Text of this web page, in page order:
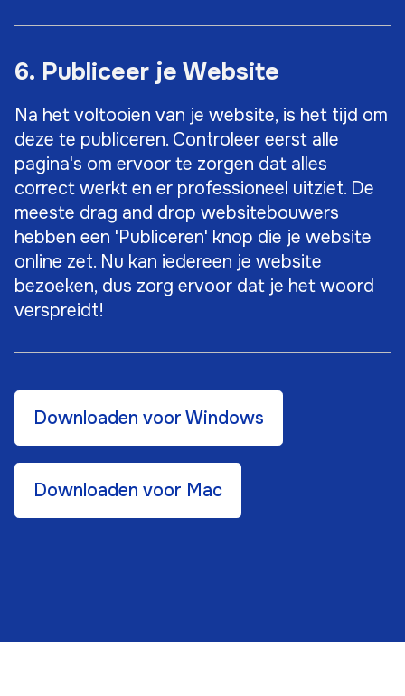
6. Publiceer je Website
Na het voltooien van je website, is het tijd om
deze te publiceren. Controleer eerst alle
pagina's om ervoor te zorgen dat alles
correct werkt en er professioneel uitziet. De
meeste drag and drop websitebouwers
hebben een 'Publiceren' knop die je website
online zet. Nu kan iedereen je website
bezoeken, dus zorg ervoor dat je het woord
verspreidt!
Downloaden voor Windows
Downloaden voor Mac